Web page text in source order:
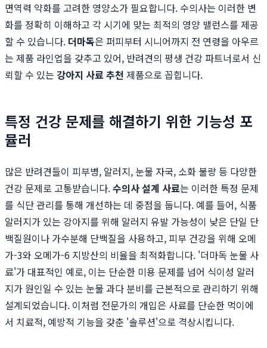
면역력 약화를 고려한 영양소가 필요합니다. 수의사는 이러한 변
화를 정확히 이해하고 각 시기에 맞는 최적의 영양 밸런스를 제공
할 수 있습니다. 더마독은 퍼피부터 시니어까지 전 연령을 아우르
는 제품 라인업을 갖추고 있어, 반려견의 평생 건강 파트너로서 신
뢰할 수 있는 강아지 사료 추천 제품으로 꼽힙니다.
특정 건강 문제를 해결하기 위한 기능성 포
뮬러
많은 반려견들이 피부병, 알러지, 눈물 자국, 소화 불량 등 다양한
건강 문제로 고통받습니다.수의사 설계 사료는 이러한 특정 문제
를 식단 관리를 통해 개선하는 데 중점을 둡니다. 예를 들어, 식품
알러지가 있는 강아지를 위해 알러지 유발 가능성이 낮은 단일 단
백질원이나 가수분해 단백질을 사용하고, 피부 건강을 위해 오메
가-3와 오메가-6 지방산의 비율을 최적화합니다. '더마독 눈물 사
료'가 대표적인 예로, 이는 단순한 미용 문제를 넘어 식이성 알러
지가 원인일 수 있는 눈물 과다 분비를 근본적으로 관리하기 위해
설계되었습니다. 이처럼 전문가의 개입은 사료를 단순한 먹이에
서 치료적, 예방적 기능을 갖춘 '솔루션'으로 격상시킵니다.